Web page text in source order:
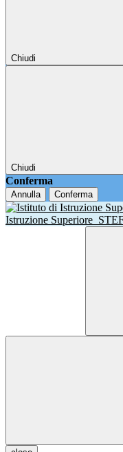
Chiudi
Chiudi
Conferma
Annulla Conferma
Istruzione Superiore